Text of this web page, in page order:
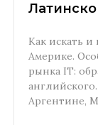
Как искать
Америке.
рынка IT:
Аргентине,